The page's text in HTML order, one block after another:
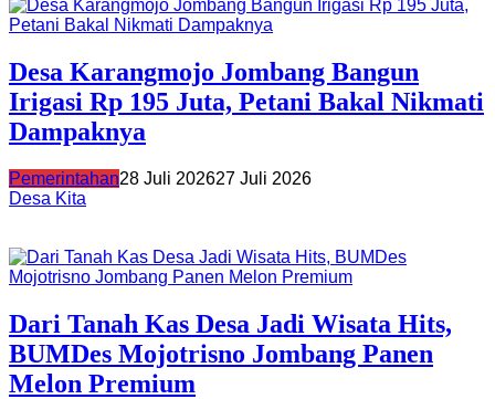
Desa Karangmojo Jombang Bangun
Irigasi Rp 195 Juta, Petani Bakal Nikmati
Dampaknya
Pemerintahan28 Juli 202627 Juli 2026
Desa Kita
Dari Tanah Kas Desa Jadi Wisata Hits,
BUMDes Mojotrisno Jombang Panen
Melon Premium